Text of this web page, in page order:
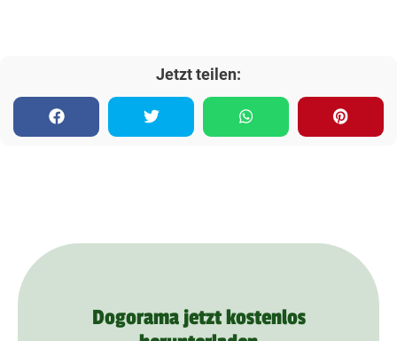
Jetzt teilen:
Dogorama jetzt kostenlos